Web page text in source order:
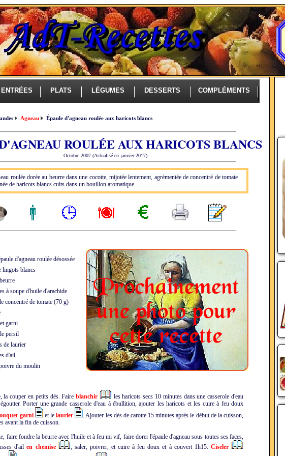
ENTRÉES PLATS LÉGUMES DESSERTS COMPLÉMENTS
Agneau Épaule d'agneau roulée aux haricots blancs
ROULÉE AUX HARICOTS BLANCS
Octobre 2007 (Actualisé en janvier 2017)
roulée dorée au beurre dans une cocotte, mijotée lentement, agrémentée de concentré de tomate
de haricots blancs cuits dans un bouillon aromatique.
d'agneau roulée désossée
blancs
à soupe d'huile d'arachide
concentré de tomate (70 g)
garni
persil
laurier
d'ail
du moulin
la couper en petits dés. Faireblanchir
les haricots secs 10 minutes dans une casserole d'eau
Porter une grande casserole d'eau à ébullition, ajouter les haricots et les cuire à feu doux
garni et lelaurier
. Ajouter les dés de carotte 15 minutes après le début de la cuisson,
avant la fin de cuisson.
faire fondre la beurre avec l'huile et à feu mi vif, faire dorer l'épaule d'agneau sous toutes ses faces,
d'ailen chemise , saler, poivrer, et cuire à feu doux et à couvert 1h15. Ciseler